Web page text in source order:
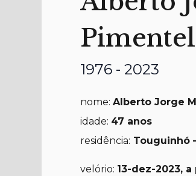
Pimentel
1976 - 2023
nome: Alberto Jorge
idade: 47 anos
residência: Touguinhó
velório: 13-dez-2023, a